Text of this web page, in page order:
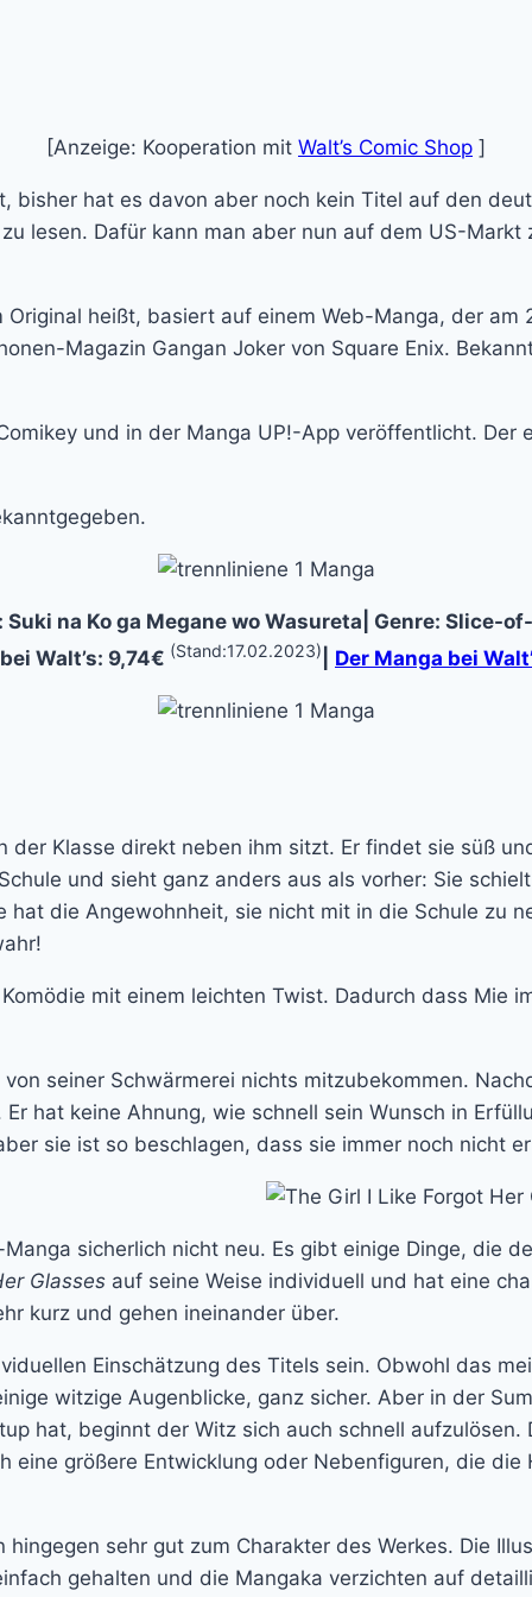
[Anzeige: Kooperation mit Walt’s Comic Shop ]
bisher hat es davon aber noch kein Titel auf den
lesen. Dafür kann man aber nun auf dem US-
heißt, basiert auf einem Web-Manga, der
Magazin Gangan Joker von Square Enix.
und in der Manga UP!-App veröffentlicht. Der
na Ko ga Megane wo Wasureta| Genre: Slice-
Walt’s: 9,74€ (Stand:17.02.2023) Der Manga bei
Klasse direkt neben ihm sitzt. Er findet sie süß
und sieht ganz anders aus als vorher: Sie
die Angewohnheit, sie nicht mit in die Schule zu
mit einem leichten Twist. Dadurch dass Mie
seiner Schwärmerei nichts mitzubekommen.
hat keine Ahnung, wie schnell sein Wunsch in
sie ist so beschlagen, dass sie immer noch nicht
sicherlich nicht neu. Es gibt einige Dinge, die
Glasses auf seine Weise individuell und hat eine
kurz und gehen ineinander über.
Einschätzung des Titels sein. Obwohl das
witzige Augenblicke, ganz sicher. Aber in der
hat, beginnt der Witz sich auch schnell
eine größere Entwicklung oder Nebenfiguren, die
hingegen sehr gut zum Charakter des Werkes. Die
gehalten und die Mangaka verzichten auf